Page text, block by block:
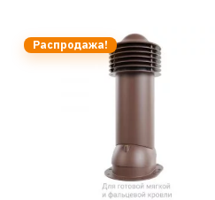
Распродажа!